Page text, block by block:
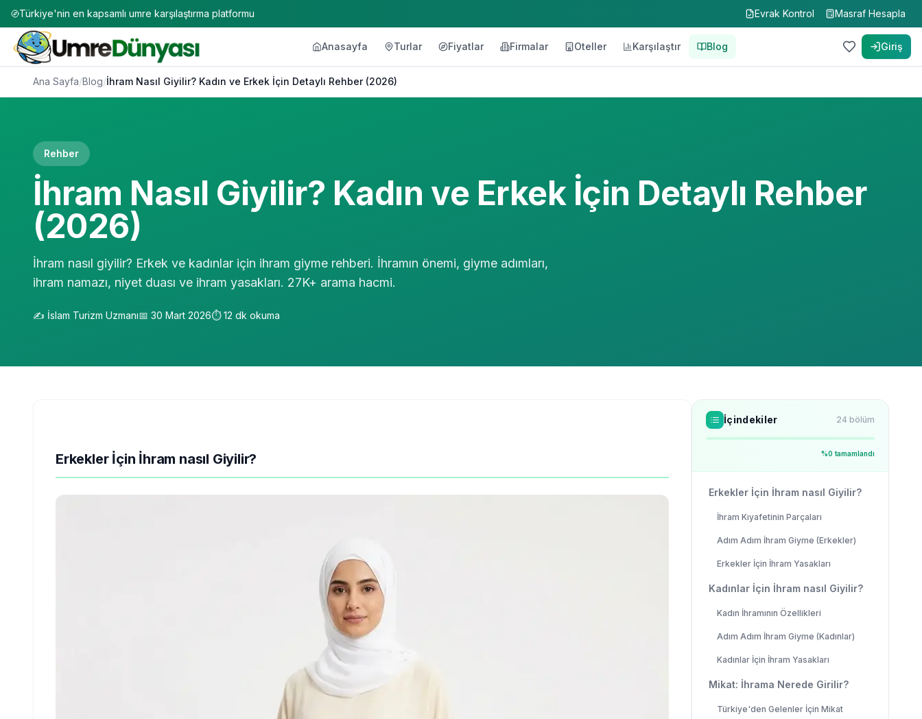
Türkiye'nin en kapsamlı umre karşılaştırma platformu Evrak Kontrol Masraf Hesapla
Anasayfa Turlar Fiyatlar Firmalar Oteller Karşılaştır Blog Giriş
Ana Sayfa/Blog/İhram Nasıl Giyilir? Kadın ve Erkek İçin Detaylı Rehber (2026)
Rehber
İhram Nasıl Giyilir? Kadın ve Erkek İçin Detaylı Rehber
(2026)
İhram nasıl giyilir? Erkek ve kadınlar için ihram giyme rehberi. İhramın önemi, giyme adımları,
ihram namazı, niyet duası ve ihram yasakları. 27K+ arama hacmi.
✍️ İslam Turizm Uzmanı📅 30 Mart 2026⏱️12 dk okuma
Erkekler İçin İhram nasıl Giyilir?
İçindekiler 24 bölüm
%0 tamamlandı
Erkekler İçin İhram nasıl Giyilir?
İhram Kıyafetinin Parçaları
Adım Adım İhram Giyme (Erkekler)
Erkekler İçin İhram Yasakları
Kadınlar İçin İhram nasıl Giyilir?
Kadın İhramının Özellikleri
Adım Adım İhram Giyme (Kadınlar)
Kadınlar İçin İhram Yasakları
Mikat: İhrama Nerede Girilir?
Türkiye'den Gelenler İçin Mikat